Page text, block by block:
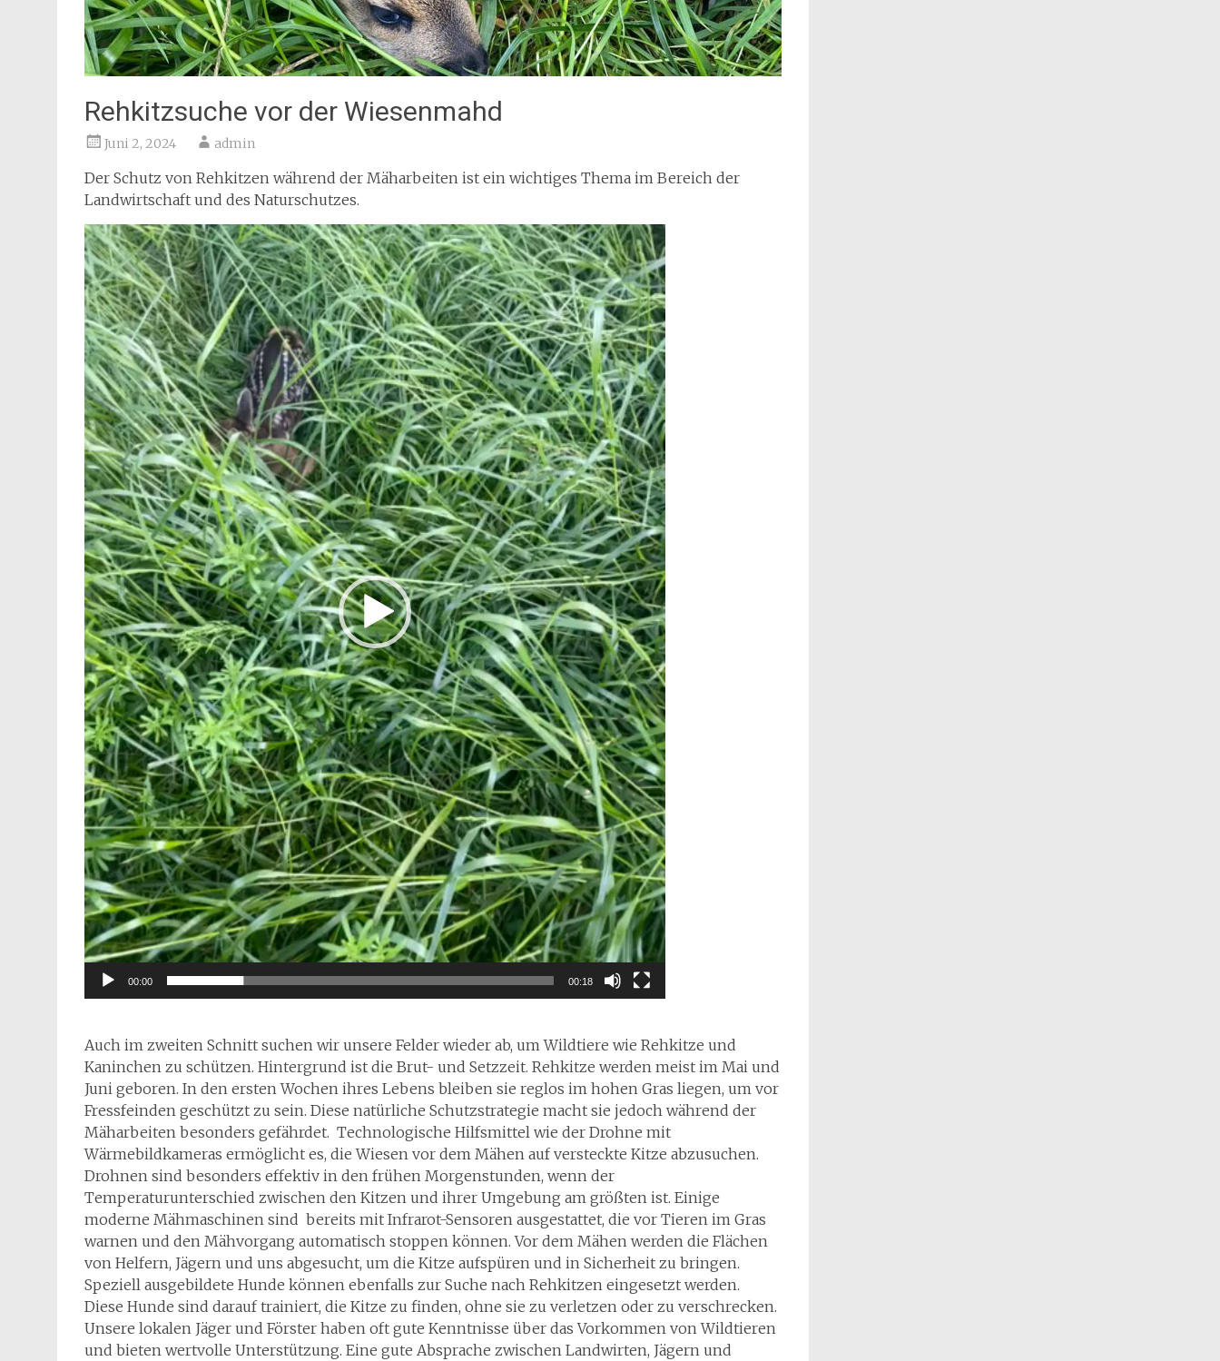
Rehkitzsuche vor der Wiesenmahd
Juni 2, 2024 admin
Der Schutz von Rehkitzen während der Mäharbeiten ist ein wichtiges Thema im Bereich der
Landwirtschaft und des Naturschutzes.
Video-
Player
00:00 00:18
Auch im zweiten Schnitt suchen wir unsere Felder wieder ab, um Wildtiere wie Rehkitze und
Kaninchen zu schützen. Hintergrund ist die Brut- und Setzzeit. Rehkitze werden meist im Mai und
Juni geboren. In den ersten Wochen ihres Lebens bleiben sie reglos im hohen Gras liegen, um vor
Fressfeinden geschützt zu sein. Diese natürliche Schutzstrategie macht sie jedoch während der
Mäharbeiten besonders gefährdet. Technologische Hilfsmittel wie der Drohne mit
Wärmebildkameras ermöglicht es, die Wiesen vor dem Mähen auf versteckte Kitze abzusuchen.
Drohnen sind besonders effektiv in den frühen Morgenstunden, wenn der
Temperaturunterschied zwischen den Kitzen und ihrer Umgebung am größten ist. Einige
moderne Mähmaschinen sind bereits mit Infrarot-Sensoren ausgestattet, die vor Tieren im Gras
warnen und den Mähvorgang automatisch stoppen können. Vor dem Mähen werden die Flächen
von Helfern, Jägern und uns abgesucht, um die Kitze aufspüren und in Sicherheit zu bringen.
Speziell ausgebildete Hunde können ebenfalls zur Suche nach Rehkitzen eingesetzt werden.
Diese Hunde sind darauf trainiert, die Kitze zu finden, ohne sie zu verletzen oder zu verschrecken.
Unsere lokalen Jäger und Förster haben oft gute Kenntnisse über das Vorkommen von Wildtieren
und bieten wertvolle Unterstützung. Eine gute Absprache zwischen Landwirten, Jägern und